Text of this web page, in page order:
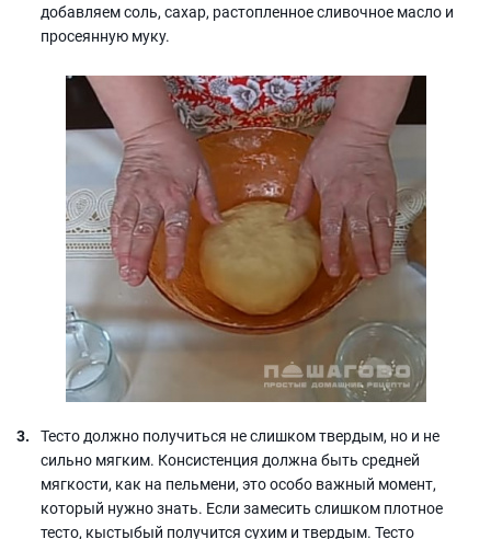
добавляем соль, сахар, растопленное сливочное масло и
просеянную муку.
Тесто должно получиться не слишком твердым, но и не
сильно мягким. Консистенция должна быть средней
мягкости, как на пельмени, это особо важный момент,
который нужно знать. Если замесить слишком плотное
тесто, кыстыбый получится сухим и твердым. Тесто